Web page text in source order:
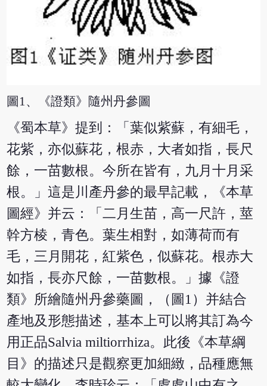
圖1、《證類》隨州丹參圖
《蜀本草》提到：「葉似紫蘇，有細毛，
花紫，亦似蘇花，根赤，大者如指，長尺
餘，一苗數根。今所在皆有，九月十月采
根。」這是川產丹參的最早記載，《本草
圖經》并云：「二月生苗，高一尺許，莖
幹方棱，青色。葉生相對，如薄荷而有
毛，三月開花，紅紫色，似蘇花。根赤大
如指，長亦尺餘，一苗數根。」據《證
類》所繪隨州丹參藥圖，（圖1）并結合
產地及形態描述，基本上可以將其訂為今
用正品Salvia miltiorrhiza。此後《本草綱
目》的描述只是觀察更加細緻，品種應無